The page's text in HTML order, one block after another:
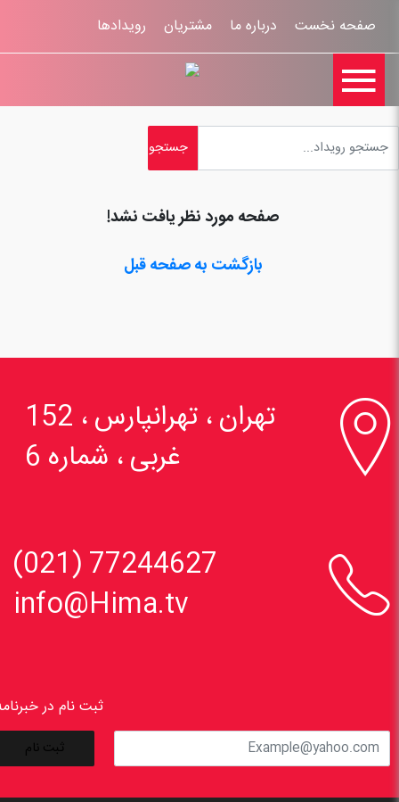
صفحه نخست درباره ما مشتریان رویدادها
ثبت شکایات راهنمای سایت
تماس با ما

صفحه مورد نظر یافت نشد!
بازگشت به صفحه قبل

تهران ، تهرانپارس ، 152
غربی ، شماره 6

77244627 (021)
info@Hima.tv
ثبت نام در